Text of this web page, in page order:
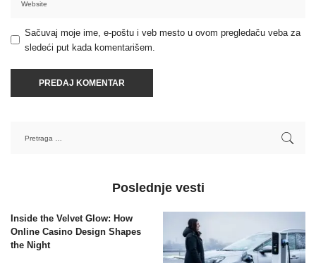
Sačuvaj moje ime, e-poštu i veb mesto u ovom pregledaču veba za
sledeći put kada komentarišem.
Poslednje vesti
Inside the Velvet Glow: How
Online Casino Design Shapes
the Night